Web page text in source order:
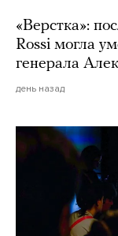
«Верстка»:
Rossi могла
генерала
день назад